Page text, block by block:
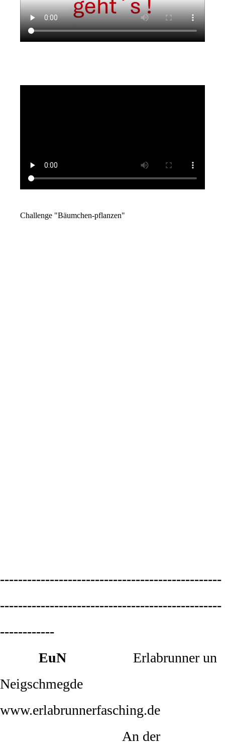
Challenge "Bäumchen-pflanzen"
-------------------------------------------------
-------------------------------------------------
------------
EuN Erlabrunner un
Neigschmegde
www.erlabrunnerfasching.de
An der